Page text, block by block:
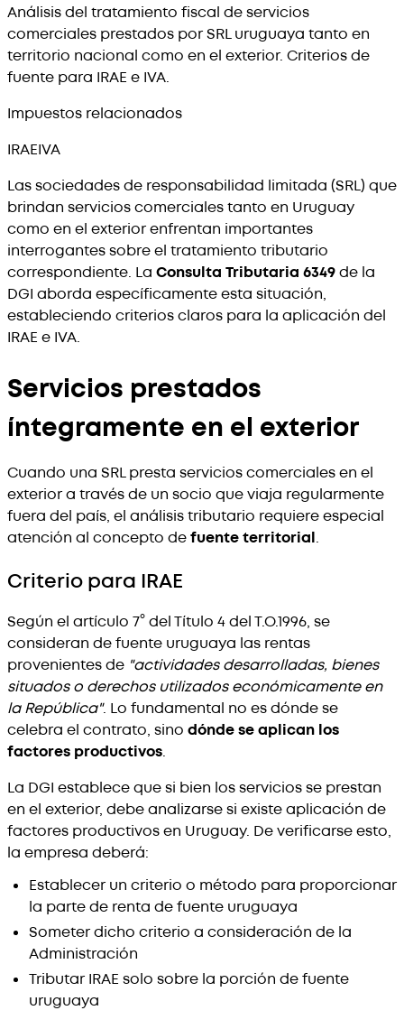
Análisis del tratamiento fiscal de servicios
comerciales prestados por SRL uruguaya tanto en
territorio nacional como en el exterior. Criterios de
fuente para IRAE e IVA.
Impuestos relacionados
IRAEIVA
Las sociedades de responsabilidad limitada (SRL) que
brindan servicios comerciales tanto en Uruguay
como en el exterior enfrentan importantes
interrogantes sobre el tratamiento tributario
correspondiente. La Consulta Tributaria 6349de la
DGI aborda específicamente esta situación,
estableciendo criterios claros para la aplicación del
IRAE e IVA.
Servicios prestados
íntegramente en el exterior
Cuando una SRL presta servicios comerciales en el
exterior a través de un socio que viaja regularmente
fuera del país, el análisis tributario requiere especial
atención al concepto defuente territorial.
Criterio para IRAE
Según el artículo 7° del Título 4 del T.O.1996, se
consideran de fuente uruguaya las rentas
provenientes de "actividades desarrolladas, bienes
situados o derechos utilizados económicamente en
la República". Lo fundamental no es dónde se
celebra el contrato, sino dónde se aplican los
factores productivos.
La DGI establece que si bien los servicios se prestan
en el exterior, debe analizarse si existe aplicación de
factores productivos en Uruguay. De verificarse esto,
la empresa deberá:
Establecer un criterio o método para proporcionar
la parte de renta de fuente uruguaya
Someter dicho criterio a consideración de la
Administración
Tributar IRAE solo sobre la porción de fuente
uruguaya